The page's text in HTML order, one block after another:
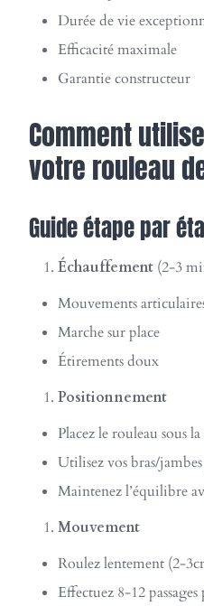
Durée de vie
Efficacité maximale
Garantie constructeur
Comment
votre rouleau
Guide étape par
Échauffement (2-3
Mouvements
Marche sur place
Étirements doux
Positionnement
Placez le rouleau sous
Utilisez vos bras/
Maintenez l’équilibre
Mouvement
Roulez lentement (2-
Effectuez 8-12